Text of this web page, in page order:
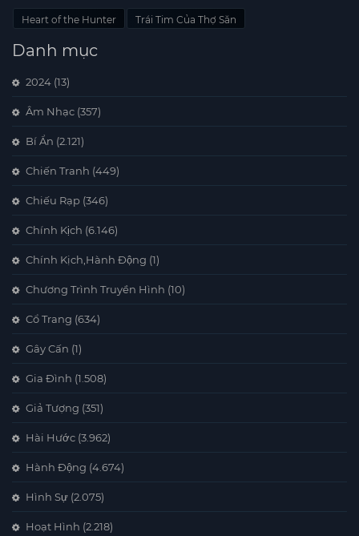
Heart of the Hunter Trái Tim Của Thợ Săn
Danh mục
2024 (13)
Âm Nhạc (357)
Bí Ẩn (2.121)
Chiến Tranh (449)
Chiếu Rạp (346)
Chính Kịch (6.146)
Chính Kịch,Hành Động (1)
Chương Trình Truyền Hình (10)
Cổ Trang (634)
Gây Cấn (1)
Gia Đình (1.508)
Giả Tượng (351)
Hài Hước (3.962)
Hành Động (4.674)
Hình Sự (2.075)
Hoạt Hình (2.218)